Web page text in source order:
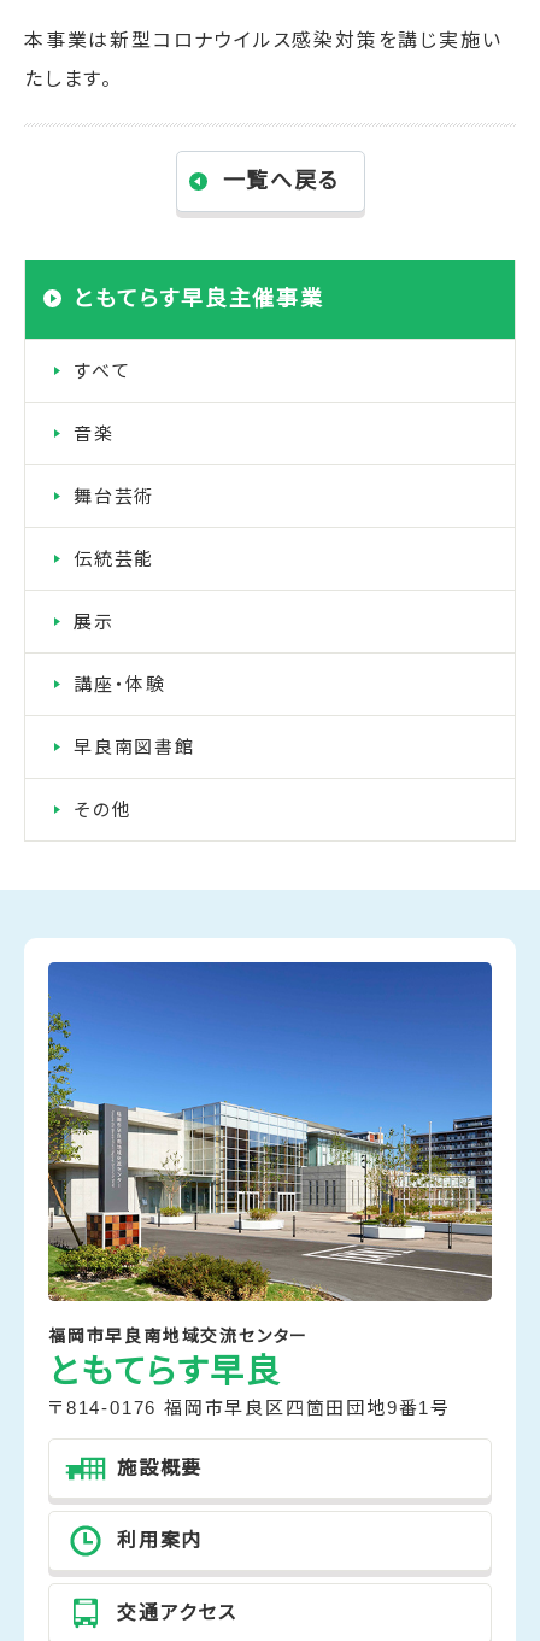
本事業は新型コロナウイルス感染対策を講じ実施い
たします。
一覧へ戻る
ともてらす早良主催事業
すべて
音楽
舞台芸術
伝統芸能
展示
講座・体験
早良南図書館
その他
福岡市早良南地域交流センター
ともてらす早良
〒814-0176 福岡市早良区四箇田団地9番1号
施設概要
利用案内
交通アクセス